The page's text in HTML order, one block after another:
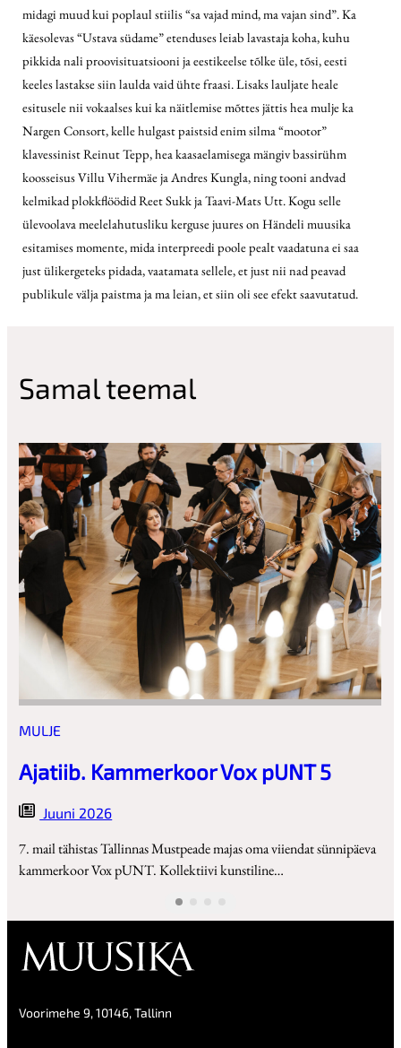
midagi muud kui poplaul stiilis “sa vajad mind, ma vajan sind”. Ka
käesolevas “Ustava südame” etenduses leiab lavastaja koha, kuhu
pikkida nali proovisituatsiooni ja eestikeelse tõlke üle, tõsi, eesti
keeles lastakse siin laulda vaid ühte fraasi. Lisaks lauljate heale
esitusele nii vokaalses kui ka näitlemise mõttes jättis hea mulje ka
Nargen Consort, kelle hulgast paistsid enim silma “mootor”
klavessinist Reinut Tepp, hea kaasaelamisega mängiv bassirühm
koosseisus Villu Vihermäe ja Andres Kungla, ning tooni andvad
kelmikad plokkflöödid Reet Sukk ja Taavi-Mats Utt. Kogu selle
ülevoolava meelelahutusliku kerguse juures on Händeli muusika
esitamises momente, mida interpreedi poole pealt vaadatuna ei saa
just ülikergeteks pidada, vaatamata sellele, et just nii nad peavad
publikule välja paistma ja ma leian, et siin oli see efekt saavutatud.
Samal teemal
MULJE
Ajatiib. Kammerkoor Vox pUNT 5
Juuni 2026
7. mail tähistas Tallinnas Mustpeade majas oma viiendat sünnipäeva
kammerkoor Vox pUNT. Kollektiivi kunstiline…
Voorimehe 9, 10146, Tallinn